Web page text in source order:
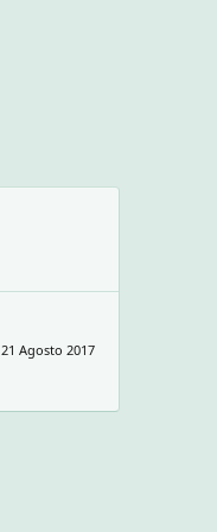
21 Agosto 2017